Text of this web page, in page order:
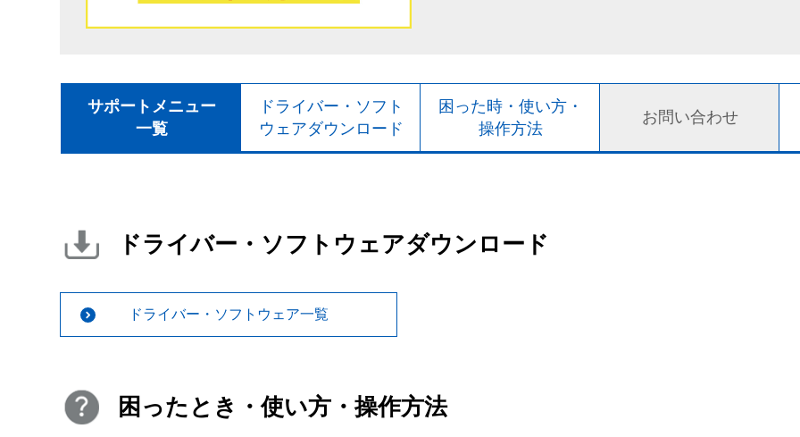
サポートメニュー
一覧
ドライバー・ソフト
ウェアダウンロード
困った時・使い方・
操作方法
お問い合わせ
ドライバー・ソフトウェアダウンロード
ドライバー・ソフトウェア一覧
困ったとき・使い方・操作方法